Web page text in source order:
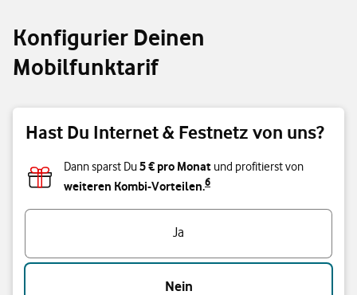
Konfigurier Deinen
Mobilfunktarif
Hast Du Internet & Festnetz von uns?
Dann sparst Du5 € pro Monat und profitierst von
weiteren Kombi-Vorteilen.6
Hast Du Internet & Festnetz von uns?
Ja
Nein